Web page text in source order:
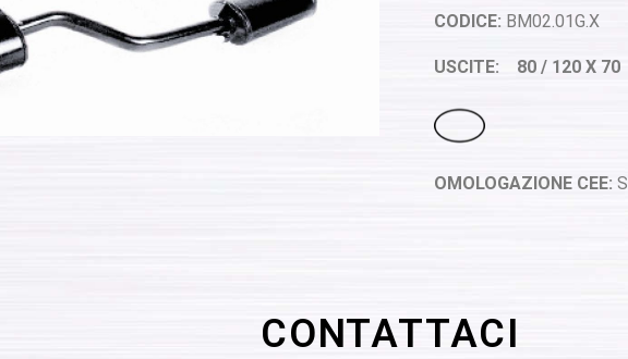
CODICE: BM02.01G.X
USCITE: 80 / 120 X 70
OMOLOGAZIONE CEE: SI
CONTATTACI